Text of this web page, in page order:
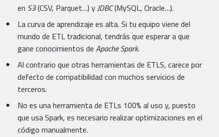
en S3(CSV, Parquet…) yJDBC(MySQL, Oracle…).
La curva de aprendizaje es alta. Si tu equipo viene del
mundo de ETL tradicional, tendrás que esperar a que
gane conocimientos de Apache Spark.
Al contrario que otras herramientas de ETLS, carece por
defecto de compatibilidad con muchos servicios de
terceros.
No es una herramienta de ETLs 100% al uso y, puesto
que usa Spark, es necesario realizar optimizaciones en el
código manualmente.